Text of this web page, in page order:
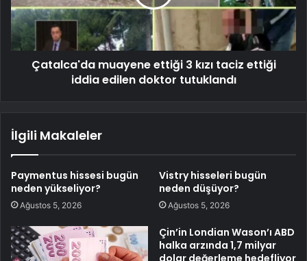
Çatalca'da muayene ettiği 3 kızı taciz ettiği
iddia edilen doktor tutuklandı
İlgili Makaleler
Paymentus hissesi bugün
neden yükseliyor?
Ağustos 5, 2026
Vistry hisseleri bugün
neden düşüyor?
Ağustos 5, 2026
Çin’in Londian Wason’ı ABD
halka arzında 1,7 milyar
dolar değerleme hedefliyor